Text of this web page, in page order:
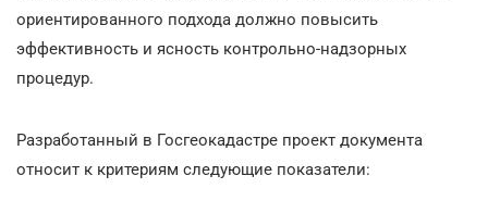
ориентированного подхода должно повысить
эффективность и ясность контрольно-надзорных
процедур.
Разработанный в Госгеокадастре проект документа
относит к критериям следующие показатели: